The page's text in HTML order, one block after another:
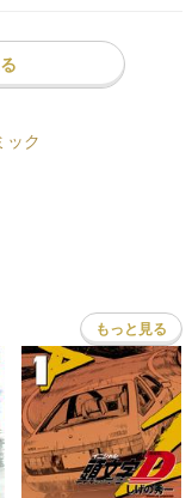
ある」
ゾクする。
。
れど
ハチゴーと言ってし
から」
ック
もっと見る